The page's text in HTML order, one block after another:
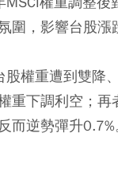
，影響台股漲
權重遭到雙降
重下調利空；
逆勢彈升